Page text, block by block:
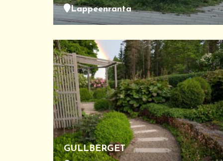
Lappeenranta
GULLBERGET